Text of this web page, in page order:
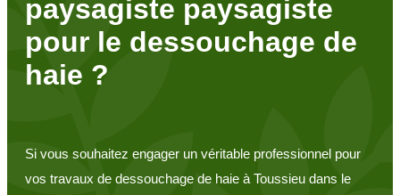
paysagiste paysagiste
pour le dessouchage de
haie ?
Si vous souhaitez engager un véritable professionnel pour
vos travaux de dessouchage de haie à Toussieu dans le